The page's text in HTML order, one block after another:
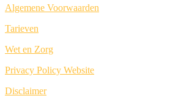
Alge­me­ne Voorwaarden
Tarie­ven
Wet en Zorg
Pri­va­cy Poli­cy Website
Dis­clai­mer